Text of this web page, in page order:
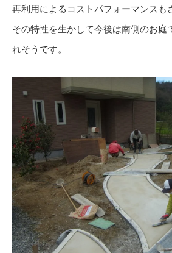
再利用によるコストパフォーマンスも
その特性を生かして今後は南側のお庭
れそうです。